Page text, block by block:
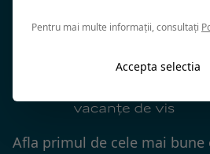
Afla primul de cele mai bune
Pentru mai multe informații, consultați
Accepta selectia